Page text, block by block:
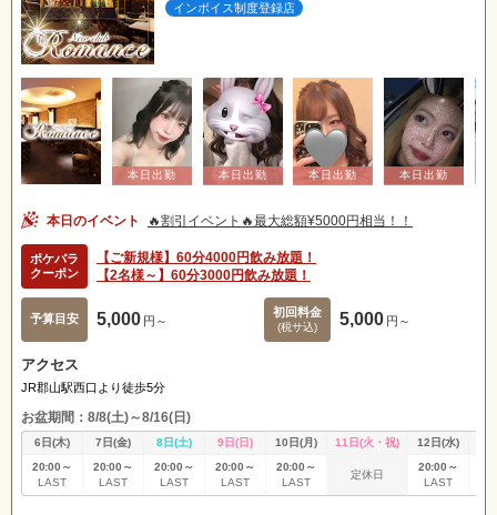
インボイス制度登録店
本日のイベント 🔥割引イベント🔥最大総額¥5000円相当！！
ポケパラ
クーポン
【ご新規様】60分4000円飲み放題！
【2名様～】60分3000円飲み放題！
予算目安 5,000 円～
初回料金
(税サ込) 5,000 円～
アクセス
JR郡山駅西口より徒歩5分
お盆期間：8/8(土)～8/16(日)
6日(木) 7日(金) 8日(土) 9日(日) 10日(月) 11日(火・祝) 12日(水)
20:00～
LAST
20:00～
LAST
20:00～
LAST
20:00～
LAST
20:00～
LAST
定休日
20:00～
LAST